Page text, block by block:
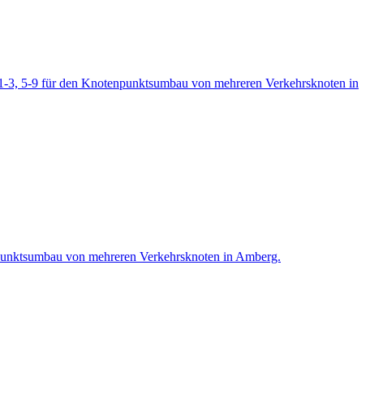
5-9 für den Knotenpunktsumbau von mehreren Verkehrsknoten in
von mehreren Verkehrsknoten in Amberg.